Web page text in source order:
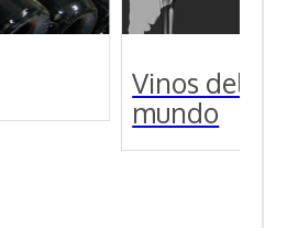
Vinos del
mundo